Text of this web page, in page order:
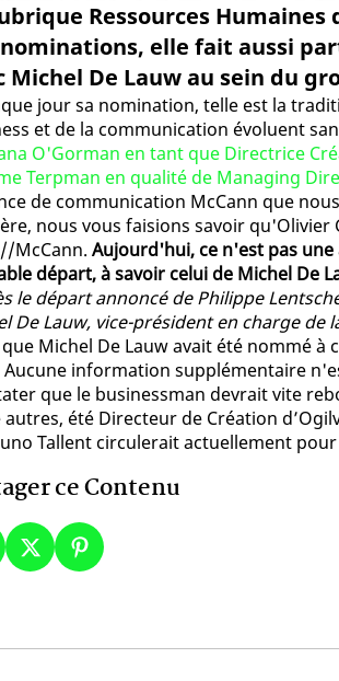
Ressources
elle fait aussi
Michel De Lauw au sein du
jour sa nomination, telle est la
et de la communication évoluent
O'Gorman en tant que Directrice
Terpman en qualité de Managing
de communication McCann que
nous vous faisions savoir
McCann. Aujourd'hui, ce n'est pas
départ, à savoir celui de Michel De
le départ annoncé de Philippe
De Lauw, vice-président en charge
Michel De Lauw avait été nommé
Aucune information supplémentaire
que le businessman devrait vite
été Directeur de Création
Tallent circulerait actuellement
ce Contenu